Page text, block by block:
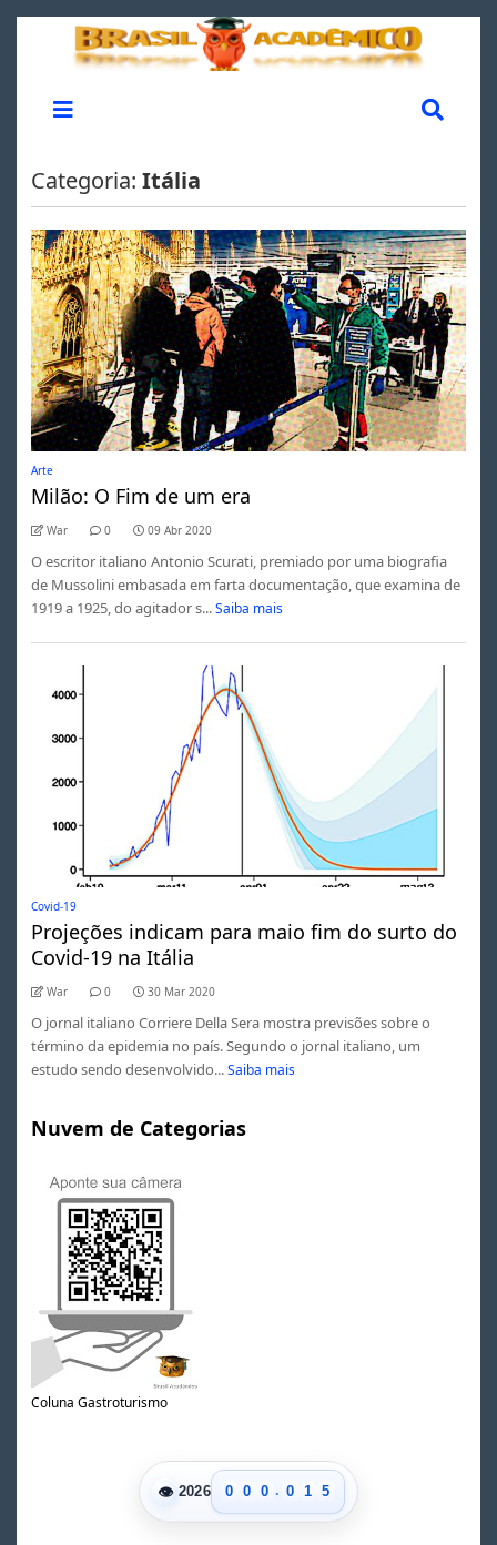
Categoria: Itália
Arte
Milão: O Fim de um era
War 0 09 Abr 2020
O escritor italiano Antonio Scurati, premiado por uma biografia
de Mussolini embasada em farta documentação, que examina de
1919 a 1925, do agitador s... Saiba mais
Covid-19
Projeções indicam para maio fim do surto do
Covid-19 na Itália
War 0 30 Mar 2020
O jornal italiano Corriere Della Sera mostra previsões sobre o
término da epidemia no país. Segundo o jornal italiano, um
estudo sendo desenvolvido... Saiba mais
Nuvem de Categorias
Coluna Gastroturismo
👁 2026
0
1
0
1
0
1
. 0
1
0
1
2
4
5
6